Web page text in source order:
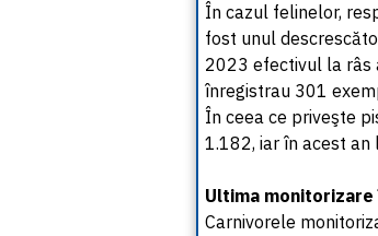
În cazul felinelor,
fost unul
2023 efectivul la
înregistrau 301
În ceea ce priveşte
1.182, iar în acest
Ultima
Carnivorele